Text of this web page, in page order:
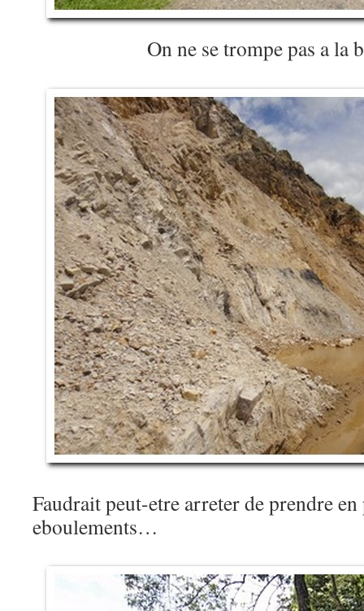
On ne se trompe pas a la
Faudrait peut-etre arreter de prendre
eboulements…